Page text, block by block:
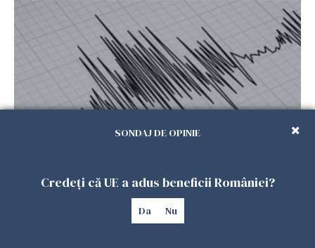
regiuni. A trezit oamenii din somn, după un alt
seism produs cu o zi înainte
SONDAJ DE OPINIE
Credeți că UE a adus beneficii României?
Da Nu